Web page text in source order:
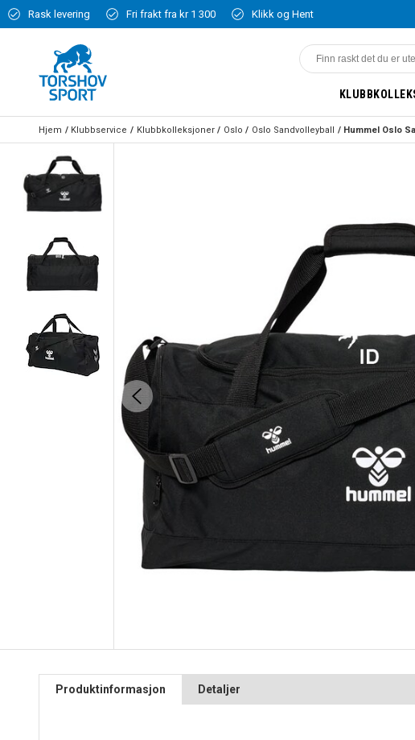
Rask levering Fri frakt fra kr 1 300 Klikk og Hent
Hjem Klubbservice Klubbkolleksjoner Oslo Oslo Sandvolleyball
Produktinformasjon Detaljer